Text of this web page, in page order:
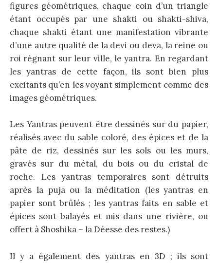
figures géométriques, chaque coin d’un triangle
étant occupés par une shakti ou shakti-shiva,
chaque shakti étant une manifestation vibrante
d’une autre qualité de la devi ou deva, la reine ou
roi régnant sur leur ville, le yantra. En regardant
les yantras de cette façon, ils sont bien plus
excitants qu’en les voyant simplement comme des
images géométriques.
Les Yantras peuvent être dessinés sur du papier,
réalisés avec du sable coloré, des épices et de la
pâte de riz, dessinés sur les sols ou les murs,
gravés sur du métal, du bois ou du cristal de
roche. Les yantras temporaires sont détruits
après la puja ou la méditation (les yantras en
papier sont brûlés ; les yantras faits en sable et
épices sont balayés et mis dans une rivière, ou
offert à Shoshika – la Déesse des restes.)
Il y a également des yantras en 3D ; ils sont